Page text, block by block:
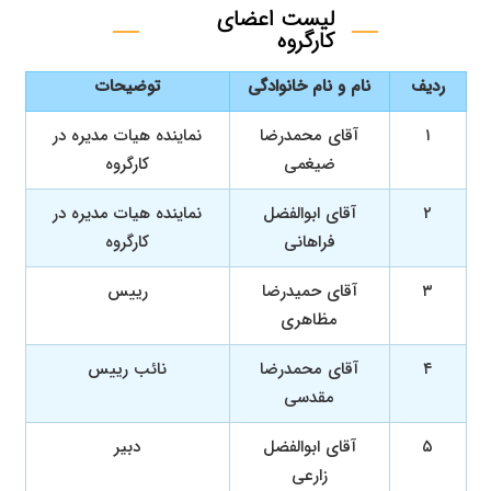
لیست اعضای
کارگروه
ردیف نام و نام خانوادگی
توضیحات
۱
آقای محمدرضا
ضیغمی
نماینده هیات مدیره در
کارگروه
۲
آقای ابوالفضل
فراهانی
نماینده هیات مدیره در
کارگروه
۳
آقای حمیدرضا
مظاهری
رییس
۴
آقای محمدرضا
مقدسی
نائب رییس
۵
آقای ابوالفضل
زارعی
دبیر